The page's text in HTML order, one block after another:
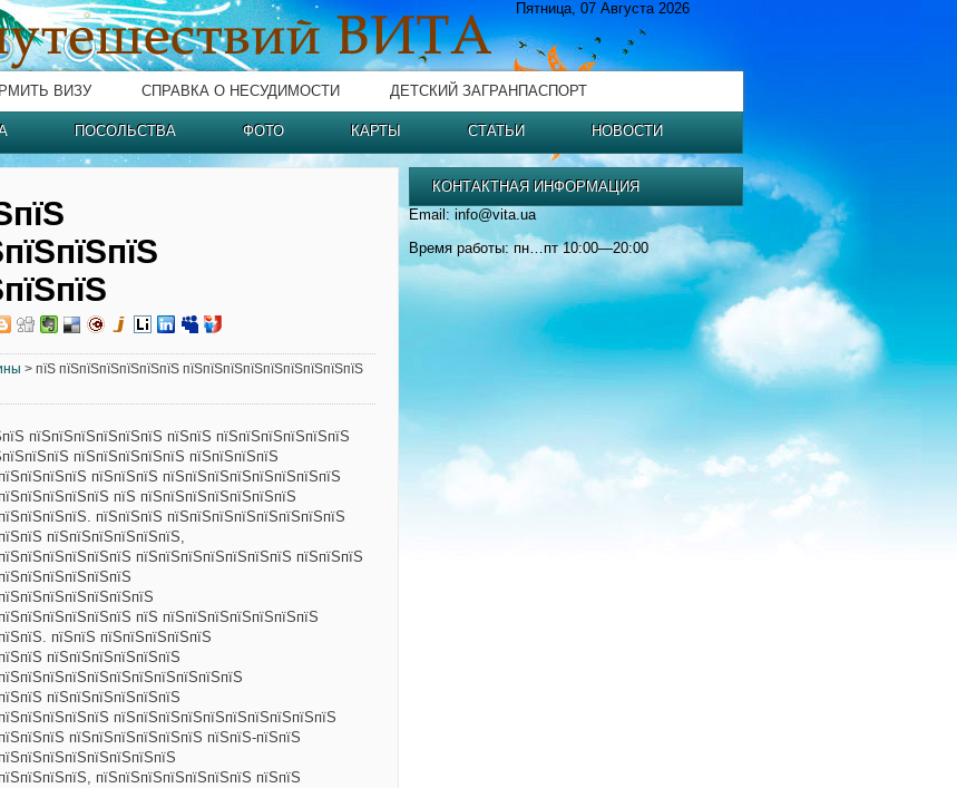
Пятница, 07 Августа 2026
ВИЗУ СПРАВКА О НЕСУДИМОСТИ ДЕТСКИЙ ЗАГРАНПАСПОРТ
ПОСОЛЬСТВА ФОТО КАРТЫ СТАТЬИ НОВОСТИ
> пїЅ пїЅпїЅпїЅпїЅпїЅпїЅ пїЅпїЅпїЅпїЅпїЅпїЅпїЅпїЅпїЅ
пїЅпїЅпїЅпїЅпїЅпїЅ пїЅпїЅ пїЅпїЅпїЅпїЅпїЅпїЅ
пїЅпїЅпїЅпїЅпїЅ пїЅпїЅпїЅпїЅ
пїЅпїЅпїЅ пїЅпїЅпїЅпїЅпїЅпїЅпїЅпїЅ
пїЅ пїЅпїЅпїЅпїЅпїЅпїЅпїЅ
пїЅпїЅпїЅ пїЅпїЅпїЅпїЅпїЅпїЅпїЅпїЅ
пїЅпїЅпїЅпїЅпїЅпїЅ,
пїЅпїЅпїЅпїЅпїЅпїЅпїЅ пїЅпїЅпїЅ
пїЅ пїЅпїЅпїЅпїЅпїЅпїЅпїЅ
пїЅпїЅ пїЅпїЅпїЅпїЅпїЅ
пїЅпїЅпїЅпїЅпїЅпїЅ
пїЅпїЅпїЅпїЅпїЅпїЅ
пїЅпїЅпїЅпїЅпїЅпїЅпїЅпїЅпїЅпїЅ
пїЅпїЅпїЅпїЅпїЅпїЅ пїЅпїЅ-пїЅпїЅ
пїЅпїЅпїЅпїЅпїЅпїЅпїЅ пїЅпїЅ
КОНТАКТНАЯ ИНФОРМАЦИЯ
Email: info@vita.ua
Время работы: пн…пт 10:00—20:00